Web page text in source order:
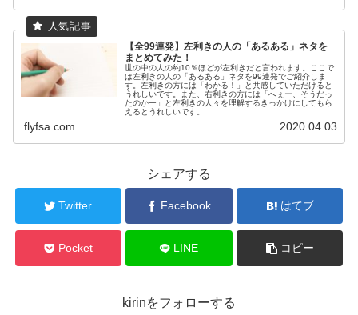
【全99連発】左利きの人の「あるある」ネタを
まとめてみた！
世の中の人の約10％ほどが左利きだと言われます。ここで
は左利きの人の「あるある」ネタを99連発でご紹介しま
す。左利きの方には「わかる！」と共感していただけると
うれしいです。また、右利きの方には「へぇー、そうだっ
たのかー」と左利きの人々を理解するきっかけにしてもら
えるとうれしいです。
flyfsa.com 2020.04.03
シェアする
Twitter Facebook はてブ
Pocket LINE コピー
kirinをフォローする